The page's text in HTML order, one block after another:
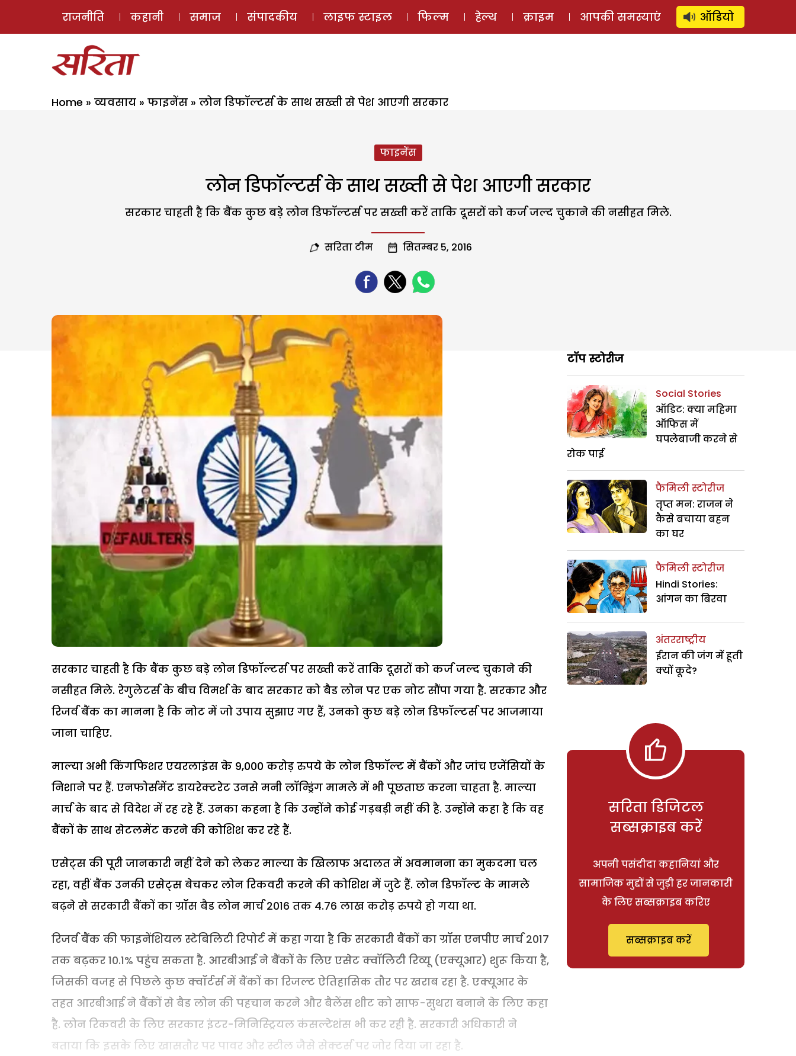
ई-मैगज़ीन ऑडियो स्टोरी लॉग इन ⚲ SUBSCRIBE
राजनीति कहानी समाज संपादकीय लाइफ स्टाइल फिल्म हेल्थ क्राइम आपकी समस्याएं ऑडियो
Home » व्यवसाय » फाइनेंस » लोन डिफॉल्टर्स के साथ सख्ती से पेश आएगी सरकार
फाइनेंस
लोन डिफॉल्टर्स के साथ सख्ती से पेश आएगी सरकार
सरकार चाहती है कि बैंक कुछ बड़े लोन डिफॉल्टर्स पर सख्ती करें ताकि दूसरों को कर्ज जल्द चुकाने की नसीहत मिले.
सरिता टीम सितम्बर 5, 2016
सरकार चाहती है कि बैंक कुछ बड़े लोन डिफॉल्टर्स पर सख्ती करें ताकि दूसरों को कर्ज जल्द चुकाने की
नसीहत मिले. रेगुलेटर्स के बीच विमर्श के बाद सरकार को बैड लोन पर एक नोट सौंपा गया है. सरकार और
रिजर्व बैंक का मानना है कि नोट में जो उपाय सुझाए गए हैं, उनको कुछ बड़े लोन डिफॉल्टर्स पर आजमाया
जाना चाहिए.
माल्या अभी किंगफिशर एयरलाइंस के 9,000 करोड़ रुपये के लोन डिफॉल्ट में बैंकों और जांच एजेंसियों के
निशाने पर हैं. एनफोर्समेंट डायरेक्टरेट उनसे मनी लॉन्ड्रिंग मामले में भी पूछताछ करना चाहता है. माल्या
मार्च के बाद से विदेश में रह रहे हैं. उनका कहना है कि उन्होंने कोई गड़बड़ी नहीं की है. उन्होंने कहा है कि वह
बैंकों के साथ सेटलमेंट करने की कोशिश कर रहे हैं.
एसेट्स की पूरी जानकारी नहीं देने को लेकर माल्या के खिलाफ अदालत में अवमानना का मुकदमा चल
रहा, वहीं बैंक उनकी एसेट्स बेचकर लोन रिकवरी करने की कोशिश में जुटे हैं. लोन डिफॉल्ट के मामले
बढ़ने से सरकारी बैंकों का ग्रॉस बैड लोन मार्च 2016 तक 4.76 लाख करोड़ रुपये हो गया था.
रिजर्व बैंक की फाइनेंशियल स्टेबिलिटी रिपोर्ट में कहा गया है कि सरकारी बैंकों का ग्रॉस एनपीए मार्च 2017
तक बढ़कर 10.1% पहुंच सकता है. आरबीआई ने बैंकों के लिए एसेट क्वॉलिटी रिव्यू (एक्यूआर) शुरू किया है,
जिसकी वजह से पिछले कुछ क्वॉर्टर्स में बैंकों का रिजल्ट ऐतिहासिक तौर पर खराब रहा है. एक्यूआर के
तहत आरबीआई ने बैंकों से बैड लोन की पहचान करने और बैलेंस शीट को साफ-सुथरा बनाने के लिए कहा
है. लोन रिकवरी के लिए सरकार इंटर-मिनिस्ट्रियल कंसल्टेशंस भी कर रही है. सरकारी अधिकारी ने
बताया कि इसके लिए खासतौर पर पावर और स्टील जैसे सेक्टर्स पर जोर दिया जा रहा है.
टॉप स्टोरीज
Social Stories
ऑडिट: क्या महिमा
ऑफिस में
घपलेबाजी करने से
रोक पाई
फैमिली स्टोरीज
तृप्त मन: राजन ने
कैसे बचाया बहन
का घर
फैमिली स्टोरीज
Hindi Stories:
आंगन का बिरवा
अंतरराष्ट्रीय
ईरान की जंग में हूती
क्यों कूदे?
सरिता डिजिटल
सब्सक्राइब करें
अपनी पसंदीदा कहानियां और
सामाजिक मुद्दों से जुड़ी हर जानकारी
के लिए सब्सक्राइब करिए
सब्सक्राइब करें